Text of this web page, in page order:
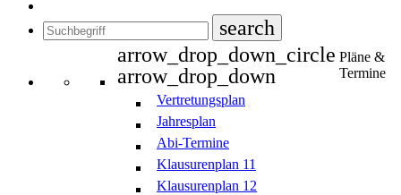
search
arrow_drop_down_circle
arrow_drop_down
Pläne &
Termine
Vertretungsplan
Jahresplan
Abi-Termine
Klausurenplan 11
Klausurenplan 12